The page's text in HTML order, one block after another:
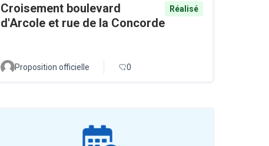
Croisement boulevard
d'Arcole et rue de la Concorde
Réalisé
Proposition officielle 0